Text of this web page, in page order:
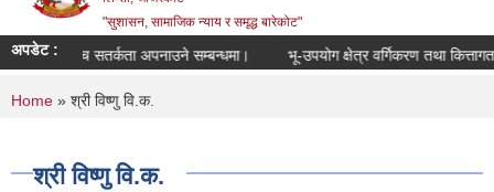
"सुशासन, सामाजिक न्याय र समृद्ध बारेकोट"
अपडेट :उच्च सतर्कता अपनाउने सम्बन्धमा। भू-उपयोग क्षेत्र वर्गिकरण तथा कित्तागत
You are here
Home » श्री विष्णु वि.क.
श्री विष्णु वि.क.